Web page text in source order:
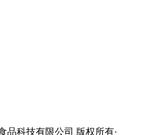
品科技有限公司 版权所有·